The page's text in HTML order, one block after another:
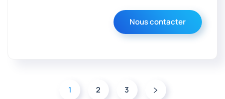
Nous contacter
1 2 3